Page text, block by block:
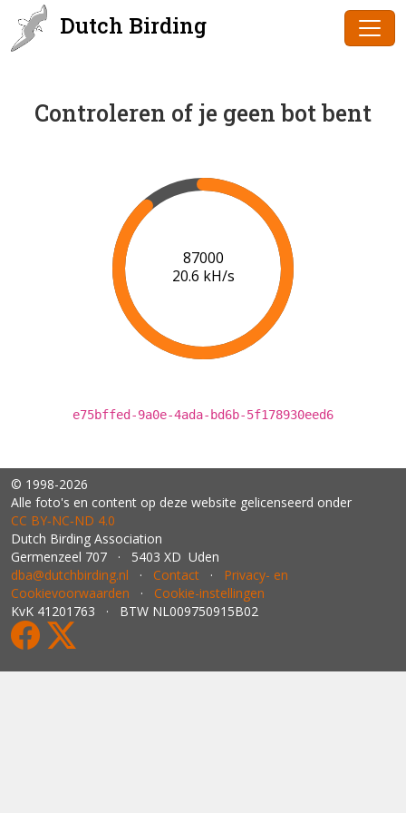
Dutch Birding
Controleren of je geen bot bent
89000
20.7 kH/s
e75bffed-9a0e-4ada-bd6b-5f178930eed6
© 1998-2026
Alle foto's en content op deze website gelicenseerd onder
CC BY‑NC‑ND 4.0
Dutch Birding Association
Germenzeel 707 · 5403 XD Uden
dba@dutchbirding.nl · Contact · Privacy- en
Cookievoorwaarden · Cookie-instellingen
KvK 41201763 · BTW NL009750915B02